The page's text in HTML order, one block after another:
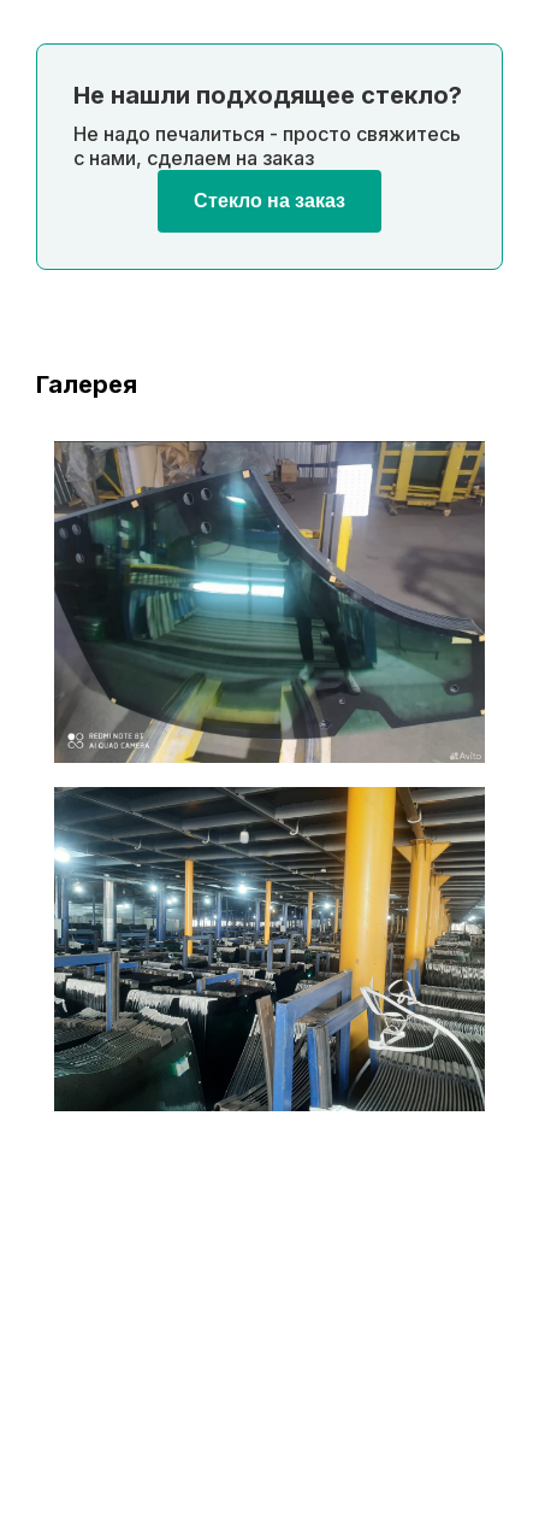
Не нашли подходящее стекло?
Не надо печалиться - просто свяжитесь
с нами, сделаем на заказ
Стекло на заказ
Галерея